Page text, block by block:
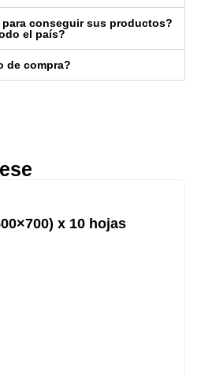
para conseguir sus productos?
el país?
de compra?
x 10 hojas